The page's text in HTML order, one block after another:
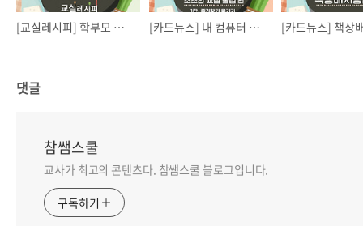
[교실레시피] 학부모 총회의 모든 것 [카드뉴스] 내 컴퓨터 즐겨찾기 목록 다른 컴퓨터로 옮기기 [카드뉴스] 책상
댓글
참쌤스쿨
교사가 최고의 콘텐츠다. 참쌤스쿨 블로그입니다.
구독하기